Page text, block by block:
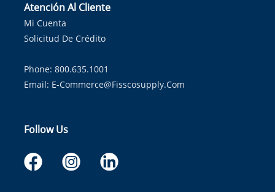
Atención Al Cliente
Mi Cuenta
Solicitud De Crédito
Phone: 800.635.1001
Email: E-Commerce@fisscosupply.com
Follow Us